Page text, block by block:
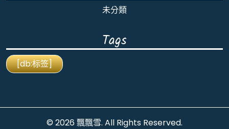
未分類
Tags
[db:标签]
© 2026飄飄雪. All Rights Reserved.